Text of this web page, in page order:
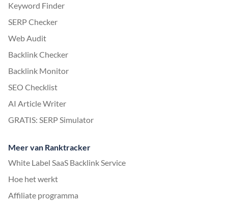
Keyword Finder
SERP Checker
Web Audit
Backlink Checker
Backlink Monitor
SEO Checklist
AI Article Writer
GRATIS: SERP Simulator
Meer van Ranktracker
White Label SaaS Backlink Service
Hoe het werkt
Affiliate programma